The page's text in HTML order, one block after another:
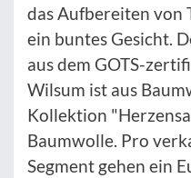
das Aufbereiten von
ein buntes Gesicht.
aus dem GOTS-
Wilsum ist aus
Kollektion
Baumwolle. Pro
Segment gehen ein